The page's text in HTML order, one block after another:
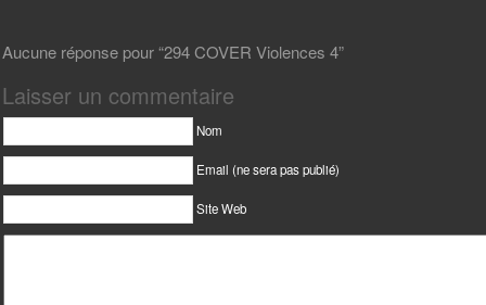
Aucune réponse pour “294 COVER Violences 4”
Laisser un commentaire
Nom
Email (ne sera pas publié)
Site Web